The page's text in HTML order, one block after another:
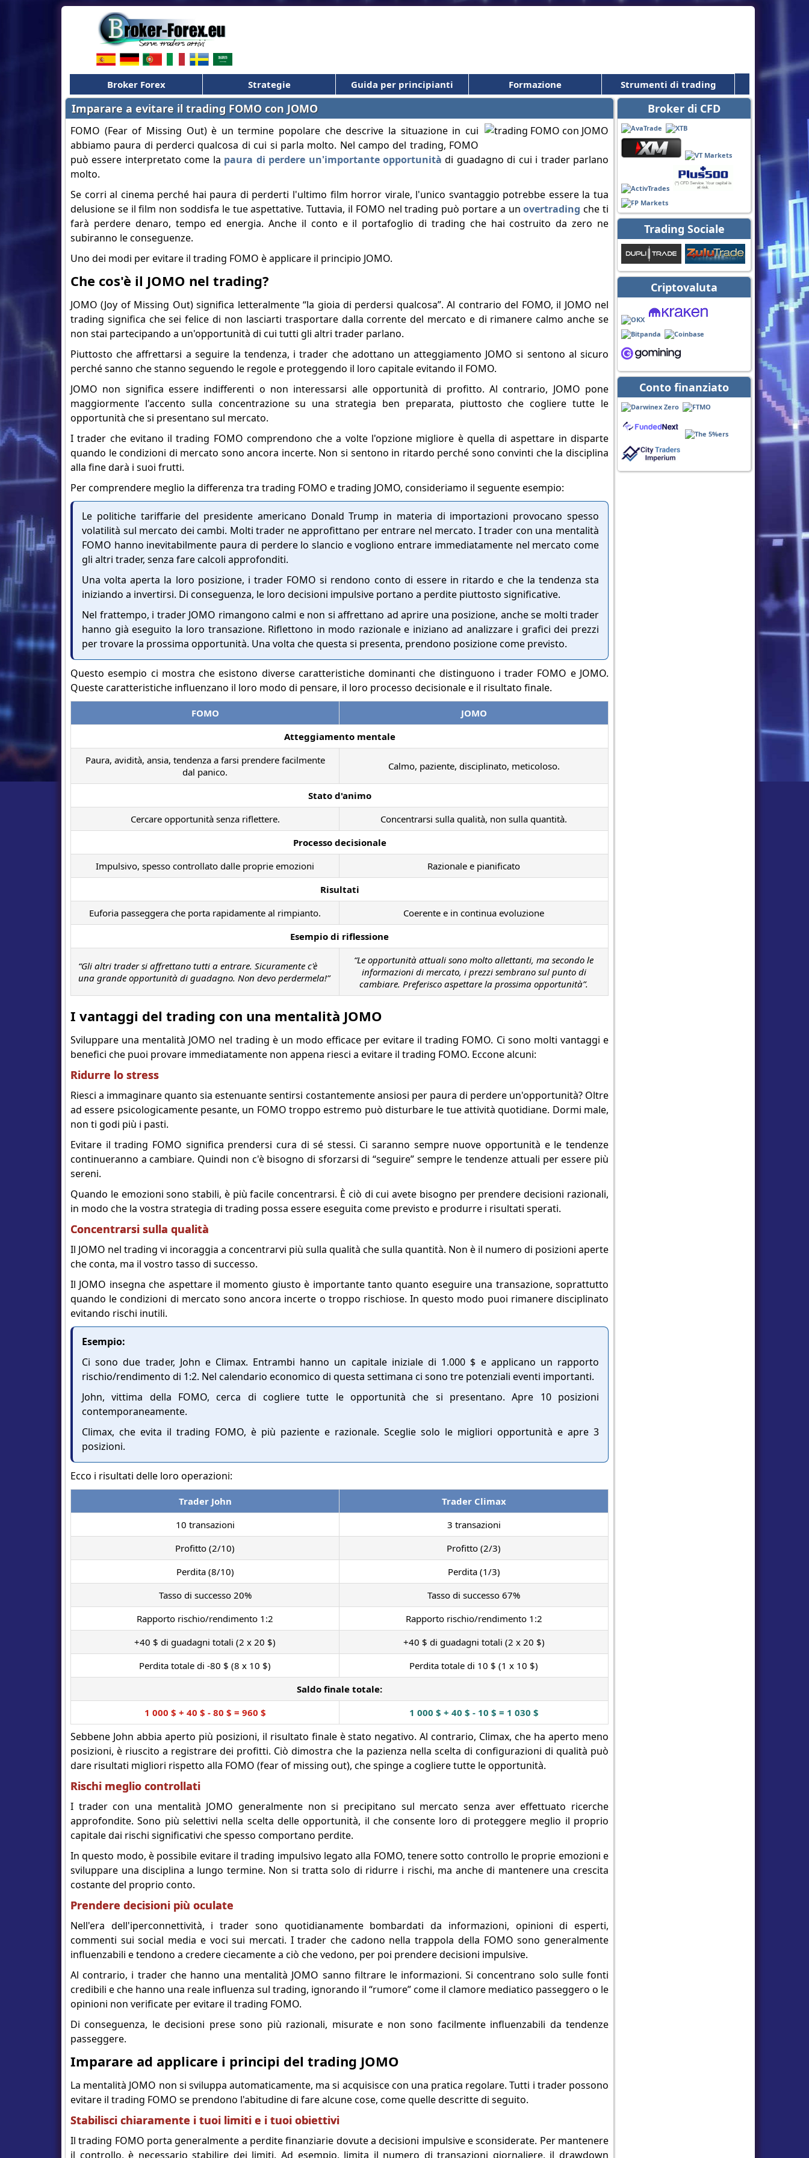
Broker Forex Strategie Guida per principianti Formazione Strumenti di trading
Broker di CFD
Trading Sociale
Criptovaluta
Conto finanziato
Imparare a evitare il trading FOMO con JOMO
FOMO (Fear of Missing Out) è un termine popolare che descrive la situazione in cui
abbiamo paura di perderci qualcosa di cui si parla molto. Nel campo del trading, FOMO
può essere interpretato come la paura di perdere un'importante opportunità di guadagno di cui i trader parlano
molto.
Se corri al cinema perché hai paura di perderti l'ultimo film horror virale, l'unico svantaggio potrebbe essere la tua
delusione se il film non soddisfa le tue aspettative. Tuttavia, il FOMO nel trading può portare a unovertrading che ti
farà perdere denaro, tempo ed energia. Anche il conto e il portafoglio di trading che hai costruito da zero ne
subiranno le conseguenze.
Uno dei modi per evitare il trading FOMO è applicare il principio JOMO.
Che cos'è il JOMO nel trading?
JOMO (Joy of Missing Out) significa letteralmente “la gioia di perdersi qualcosa”. Al contrario del FOMO, il JOMO nel
trading significa che sei felice di non lasciarti trasportare dalla corrente del mercato e di rimanere calmo anche se
non stai partecipando a un'opportunità di cui tutti gli altri trader parlano.
Piuttosto che affrettarsi a seguire la tendenza, i trader che adottano un atteggiamento JOMO si sentono al sicuro
perché sanno che stanno seguendo le regole e proteggendo il loro capitale evitando il FOMO.
JOMO non significa essere indifferenti o non interessarsi alle opportunità di profitto. Al contrario, JOMO pone
maggiormente l'accento sulla concentrazione su una strategia ben preparata, piuttosto che cogliere tutte le
opportunità che si presentano sul mercato.
I trader che evitano il trading FOMO comprendono che a volte l'opzione migliore è quella di aspettare in disparte
quando le condizioni di mercato sono ancora incerte. Non si sentono in ritardo perché sono convinti che la disciplina
alla fine darà i suoi frutti.
Per comprendere meglio la differenza tra trading FOMO e trading JOMO, consideriamo il seguente esempio:
Le politiche tariffarie del presidente americano Donald Trump in materia di importazioni provocano spesso
volatilità sul mercato dei cambi. Molti trader ne approfittano per entrare nel mercato. I trader con una mentalità
FOMO hanno inevitabilmente paura di perdere lo slancio e vogliono entrare immediatamente nel mercato come
gli altri trader, senza fare calcoli approfonditi.
Una volta aperta la loro posizione, i trader FOMO si rendono conto di essere in ritardo e che la tendenza sta
iniziando a invertirsi. Di conseguenza, le loro decisioni impulsive portano a perdite piuttosto significative.
Nel frattempo, i trader JOMO rimangono calmi e non si affrettano ad aprire una posizione, anche se molti trader
hanno già eseguito la loro transazione. Riflettono in modo razionale e iniziano ad analizzare i grafici dei prezzi
per trovare la prossima opportunità. Una volta che questa si presenta, prendono posizione come previsto.
Questo esempio ci mostra che esistono diverse caratteristiche dominanti che distinguono i trader FOMO e JOMO.
Queste caratteristiche influenzano il loro modo di pensare, il loro processo decisionale e il risultato finale.
FOMO
JOMO
Atteggiamento mentale
Paura, avidità, ansia, tendenza a farsi prendere facilmente
dal panico.
Calmo, paziente, disciplinato, meticoloso.
Stato d'animo
Cercare opportunità senza riflettere.
Concentrarsi sulla qualità, non sulla quantità.
Processo decisionale
Impulsivo, spesso controllato dalle proprie emozioni
Razionale e pianificato
Risultati
Euforia passeggera che porta rapidamente al rimpianto.
Coerente e in continua evoluzione
Esempio di riflessione
“Gli altri trader si affrettano tutti a entrare. Sicuramente c'è
una grande opportunità di guadagno. Non devo perdermela!”
“Le opportunità attuali sono molto allettanti, ma secondo le
informazioni di mercato, i prezzi sembrano sul punto di
cambiare. Preferisco aspettare la prossima opportunità”.
I vantaggi del trading con una mentalità JOMO
Sviluppare una mentalità JOMO nel trading è un modo efficace per evitare il trading FOMO. Ci sono molti vantaggi e
benefici che puoi provare immediatamente non appena riesci a evitare il trading FOMO. Eccone alcuni:
Ridurre lo stress
Riesci a immaginare quanto sia estenuante sentirsi costantemente ansiosi per paura di perdere un'opportunità? Oltre
ad essere psicologicamente pesante, un FOMO troppo estremo può disturbare le tue attività quotidiane. Dormi male,
non ti godi più i pasti.
Evitare il trading FOMO significa prendersi cura di sé stessi. Ci saranno sempre nuove opportunità e le tendenze
continueranno a cambiare. Quindi non c'è bisogno di sforzarsi di “seguire” sempre le tendenze attuali per essere più
sereni.
Quando le emozioni sono stabili, è più facile concentrarsi. È ciò di cui avete bisogno per prendere decisioni razionali,
in modo che la vostra strategia di trading possa essere eseguita come previsto e produrre i risultati sperati.
Concentrarsi sulla qualità
Il JOMO nel trading vi incoraggia a concentrarvi più sulla qualità che sulla quantità. Non è il numero di posizioni aperte
che conta, ma il vostro tasso di successo.
Il JOMO insegna che aspettare il momento giusto è importante tanto quanto eseguire una transazione, soprattutto
quando le condizioni di mercato sono ancora incerte o troppo rischiose. In questo modo puoi rimanere disciplinato
evitando rischi inutili.
Esempio:
Ci sono due trader, John e Climax. Entrambi hanno un capitale iniziale di 1.000 $ e applicano un rapporto
rischio/rendimento di 1:2. Nel calendario economico di questa settimana ci sono tre potenziali eventi importanti.
John, vittima della FOMO, cerca di cogliere tutte le opportunità che si presentano. Apre 10 posizioni
contemporaneamente.
Climax, che evita il trading FOMO, è più paziente e razionale. Sceglie solo le migliori opportunità e apre 3
posizioni.
Ecco i risultati delle loro operazioni:
Trader John
Trader Climax
10 transazioni
3 transazioni
Profitto (2/10)
Profitto (2/3)
Perdita (8/10)
Perdita (1/3)
Tasso di successo 20%
Tasso di successo 67%
Rapporto rischio/rendimento 1:2
Rapporto rischio/rendimento 1:2
+40 $ di guadagni totali (2 x 20 $)
+40 $ di guadagni totali (2 x 20 $)
Perdita totale di -80 $ (8 x 10 $)
Perdita totale di 10 $ (1 x 10 $)
Saldo finale totale:
1 000 $ + 40 $ - 80 $ = 960 $
1 000 $ + 40 $ - 10 $ = 1 030 $
Sebbene John abbia aperto più posizioni, il risultato finale è stato negativo. Al contrario, Climax, che ha aperto meno
posizioni, è riuscito a registrare dei profitti. Ciò dimostra che la pazienza nella scelta di configurazioni di qualità può
dare risultati migliori rispetto alla FOMO (fear of missing out), che spinge a cogliere tutte le opportunità.
Rischi meglio controllati
I trader con una mentalità JOMO generalmente non si precipitano sul mercato senza aver effettuato ricerche
approfondite. Sono più selettivi nella scelta delle opportunità, il che consente loro di proteggere meglio il proprio
capitale dai rischi significativi che spesso comportano perdite.
In questo modo, è possibile evitare il trading impulsivo legato alla FOMO, tenere sotto controllo le proprie emozioni e
sviluppare una disciplina a lungo termine. Non si tratta solo di ridurre i rischi, ma anche di mantenere una crescita
costante del proprio conto.
Prendere decisioni più oculate
Nell'era dell'iperconnettività, i trader sono quotidianamente bombardati da informazioni, opinioni di esperti,
commenti sui social media e voci sui mercati. I trader che cadono nella trappola della FOMO sono generalmente
influenzabili e tendono a credere ciecamente a ciò che vedono, per poi prendere decisioni impulsive.
Al contrario, i trader che hanno una mentalità JOMO sanno filtrare le informazioni. Si concentrano solo sulle fonti
credibili e che hanno una reale influenza sul trading, ignorando il “rumore” come il clamore mediatico passeggero o le
opinioni non verificate per evitare il trading FOMO.
Di conseguenza, le decisioni prese sono più razionali, misurate e non sono facilmente influenzabili da tendenze
passeggere.
Imparare ad applicare i principi del trading JOMO
La mentalità JOMO non si sviluppa automaticamente, ma si acquisisce con una pratica regolare. Tutti i trader possono
evitare il trading FOMO se prendono l'abitudine di fare alcune cose, come quelle descritte di seguito.
Stabilisci chiaramente i tuoi limiti e i tuoi obiettivi
Il trading FOMO porta generalmente a perdite finanziarie dovute a decisioni impulsive e sconsiderate. Per mantenere
il controllo, è necessario stabilire dei limiti. Ad esempio, limita il numero di transazioni giornaliere, il drawdown